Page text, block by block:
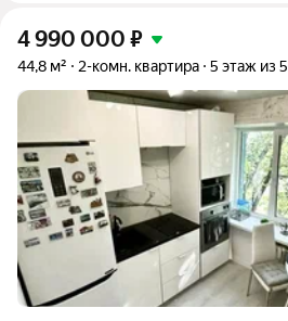
4 990 000 ₽
44,8 м² 2-комн. квартира 5 этаж из 5